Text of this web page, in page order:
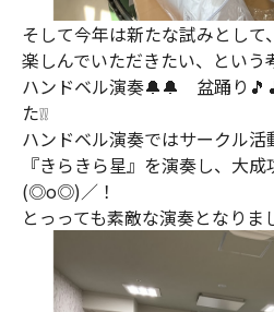
そして今年は新たな試みとして
楽しんでいただきたい、という
ハンドベル演奏🔔🔔 盆踊り
た❕❕
ハンドベル演奏ではサークル
『きらきら星』を演奏し、大
(◎o◎)／！
とっっても素敵な演奏となりました